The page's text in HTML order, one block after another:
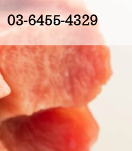
03-6455-4329